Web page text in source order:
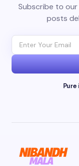
Subscribe to
posts